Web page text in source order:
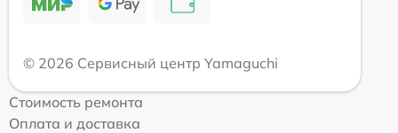
© 2026 Сервисный центр Yamaguchi
Стоимость ремонта
Оплата и доставка